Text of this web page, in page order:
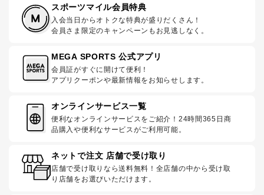
スポーツマイル会員特典
入会当日からオトクな特典が盛りだくさん！
会員さま限定のキャンペーンもお見逃しなく。
MEGA SPORTS 公式アプリ
会員証がすぐに開けて便利！
アプリクーポンや最新情報をお知らせします。
オンラインサービス一覧
便利なオンラインサービスをご紹介！24時間365日商
品購入や便利なサービスがご利用可能。
ネットで注文 店舗で受け取り
店舗で受け取りなら送料無料！全店舗の中から受け取
り店舗をお選びいただけます。